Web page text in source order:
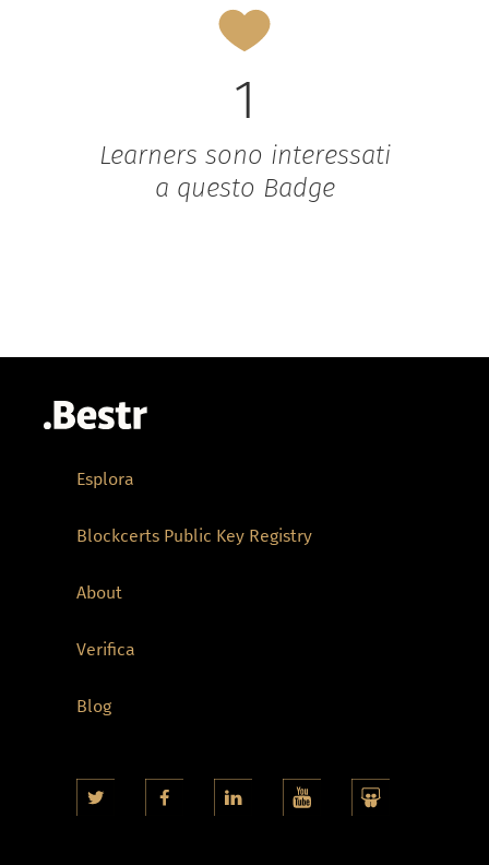
1
Learners sono interessati
a questo Badge
Esplora
Blockcerts Public Key Registry
About
Verifica
Blog